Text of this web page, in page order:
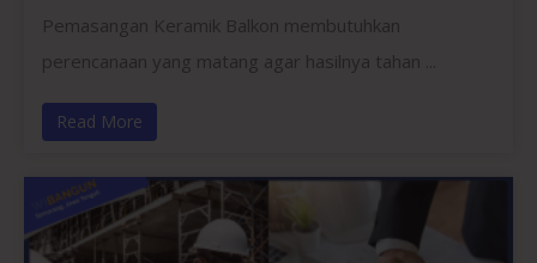
Pemasangan Keramik Balkon membutuhkan
perencanaan yang matang agar hasilnya tahan ...
Read More